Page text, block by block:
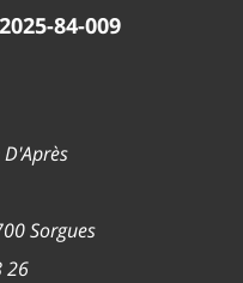
84-009
Sorgues
26